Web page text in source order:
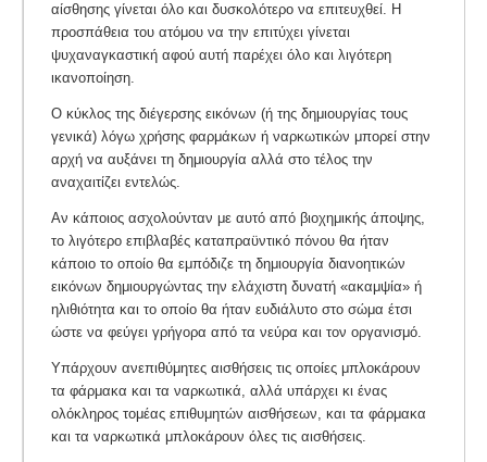
αίσθησης γίνεται όλο και δυσκολότερο να επιτευχθεί. Η
προσπάθεια του ατόμου να την επιτύχει γίνεται
ψυχαναγκαστική αφού αυτή παρέχει όλο και λιγότερη
ικανοποίηση.
Ο κύκλος της διέγερσης εικόνων (ή της δημιουργίας τους
γενικά) λόγω χρήσης φαρμάκων ή ναρκωτικών μπορεί στην
αρχή να αυξάνει τη δημιουργία αλλά στο τέλος την
αναχαιτίζει εντελώς.
Αν κάποιος ασχολούνταν με αυτό από βιοχημικής άποψης,
το λιγότερο επιβλαβές καταπραϋντικό πόνου θα ήταν
κάποιο το οποίο θα εμπόδιζε τη δημιουργία διανοητικών
εικόνων δημιουργώντας την ελάχιστη δυνατή «ακαμψία» ή
ηλιθιότητα και το οποίο θα ήταν ευδιάλυτο στο σώμα έτσι
ώστε να φεύγει γρήγορα από τα νεύρα και τον οργανισμό.
Υπάρχουν ανεπιθύμητες αισθήσεις τις οποίες μπλοκάρουν
τα φάρμακα και τα ναρκωτικά, αλλά υπάρχει κι ένας
ολόκληρος τομέας επιθυμητών αισθήσεων, και τα φάρμακα
και τα ναρκωτικά μπλοκάρουν όλες τις αισθήσεις.